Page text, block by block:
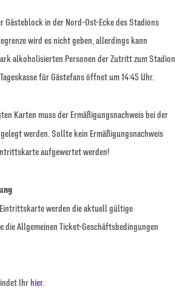
Gästeblock in der Nord-Ost-Ecke des Stadions
wird es nicht geben, allerdings kann
alkoholisierten Personen der Zutritt zum Stadion
für Gästefans öffnet um 14:45 Uhr.
Karten muss der Ermäßigungsnachweis bei der
werden. Sollte kein Ermäßigungsnachweis
aufgewertet werden!
werden die aktuell gültige
die Allgemeinen Ticket-Geschäftsbedingungen
Ihr hier.